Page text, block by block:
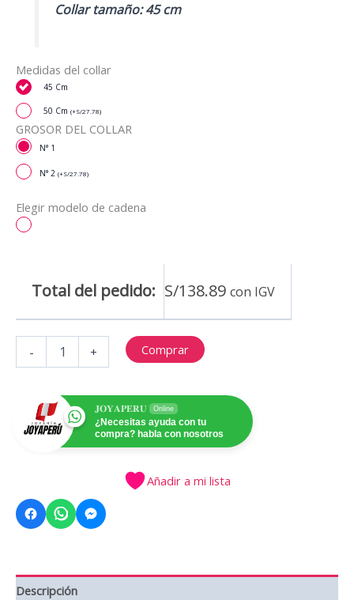
Collar tamaño: 45 cm
Medidas del collar
45 Cm
50 Cm (+S/27.78)
GROSOR DEL COLLAR
N° 1
N° 2 (+S/27.78)
Elegir modelo de cadena
Total del pedido: S/138.89 con IGV
-
CORAZON
+ Comprar
𝐉𝐎𝐘𝐀𝐏𝐄𝐑𝐔 Online
¿Necesitas ayuda con tu
compra? habla con nosotros
Añadir a mi lista
Descripción